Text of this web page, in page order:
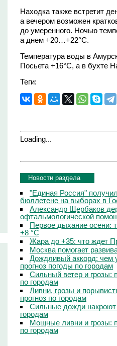
Находка также встретит
а вечером возможен
до умеренного. Ночью
а днем +20…+22°C.
Температура воды в
Посьета +16°C, а в бухте
Теги:
Loading...
Новости раздела
"Единая Россия"
бюллетене на выборах в
Александр Щербаков
офтальмологической
Первое дыхание осени:
+8 °C
Жара до +35: что ждет
Москва помогает
Дождливый аккорд: чем
прогноз погоды по городам
Сильный ветер и грозы:
по городам
Ливни, грозы и
прогноз по городам
Сильные дожди
городам
Мощные ливни и грозы:
по городам